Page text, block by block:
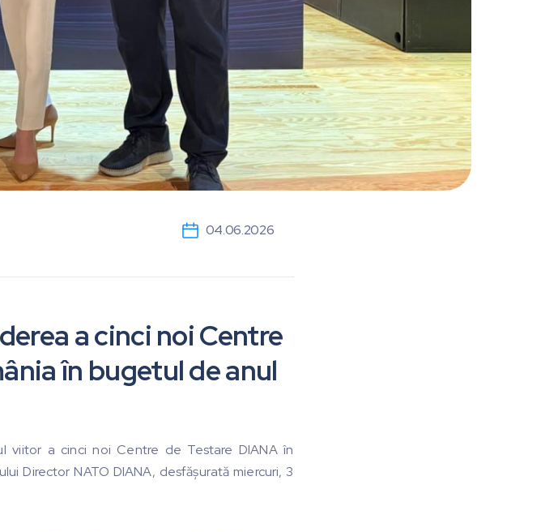
04.06.2026
a cinci noi Centre
în bugetul de anul
viitor a cinci noi Centre de Testare DIANA în
Director NATO DIANA, desfășurată miercuri, 3